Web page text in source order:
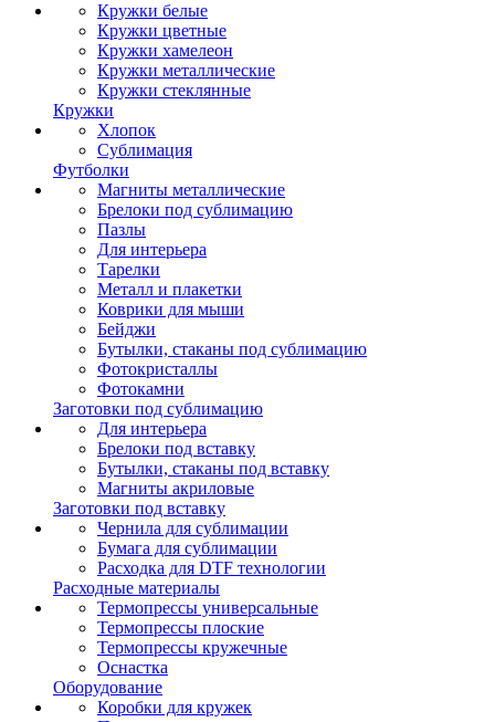
Кружки белые
Кружки цветные
Кружки хамелеон
Кружки металлические
Кружки стеклянные
Кружки
Хлопок
Сублимация
Футболки
Магниты металлические
Брелоки под сублимацию
Пазлы
Для интерьера
Тарелки
Металл и плакетки
Коврики для мыши
Бейджи
Бутылки, стаканы под сублимацию
Фотокристаллы
Фотокамни
Заготовки под сублимацию
Для интерьера
Брелоки под вставку
Бутылки, стаканы под вставку
Магниты акриловые
Заготовки под вставку
Чернила для сублимации
Бумага для сублимации
Расходка для DTF технологии
Расходные материалы
Термопрессы универсальные
Термопрессы плоские
Термопрессы кружечные
Оснастка
Оборудование
Коробки для кружек